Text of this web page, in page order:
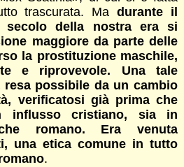
trascurata. Madurante il
della nostra era si
maggiore da parte delle
la prostituzione maschile,
e riprovevole. Una tale
resa possibile da un cambio
verificatosi già prima che
influsso cristiano, sia in
romano. Era venuta
una etica comune in tutto
.